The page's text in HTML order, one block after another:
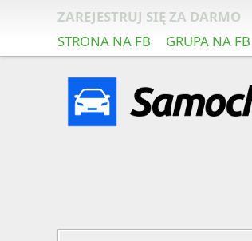
ZAREJESTRUJ SIĘ ZA DARMO
STRONA NA FB
GRUPA NA FB